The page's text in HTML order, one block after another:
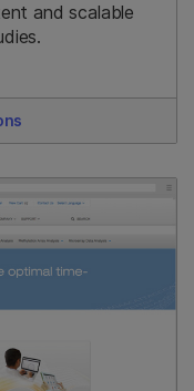
and scalable